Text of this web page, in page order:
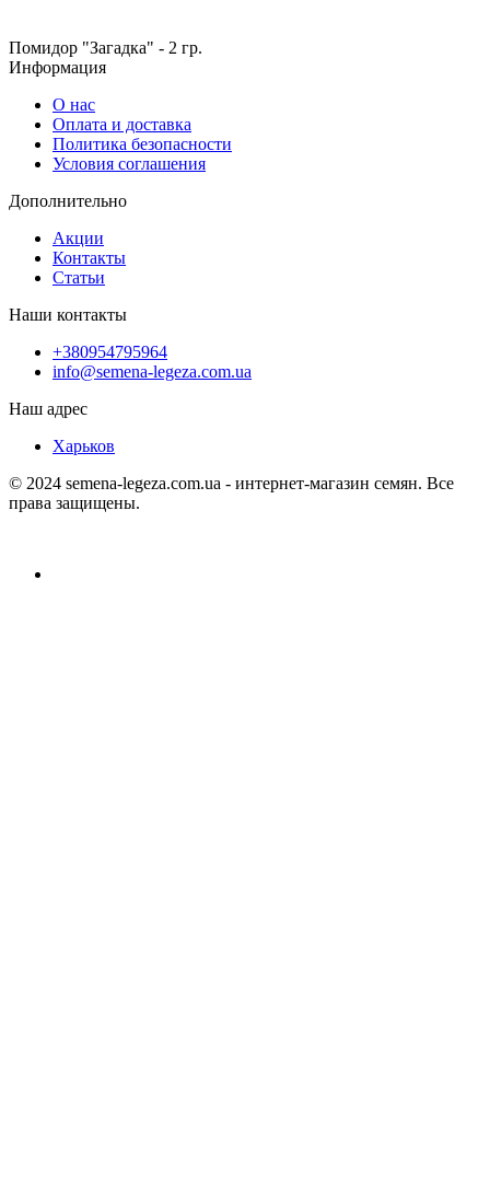
Помидор "Загадка" - 2 гр.
Информация
О нас
Оплата и доставка
Политика безопасности
Условия соглашения
Дополнительно
Акции
Контакты
Статьи
Наши контакты
+380954795964
info@semena-legeza.com.ua
Наш адрес
Харьков
© 2024 semena-legeza.com.ua - интернет-магазин семян. Все
права защищены.